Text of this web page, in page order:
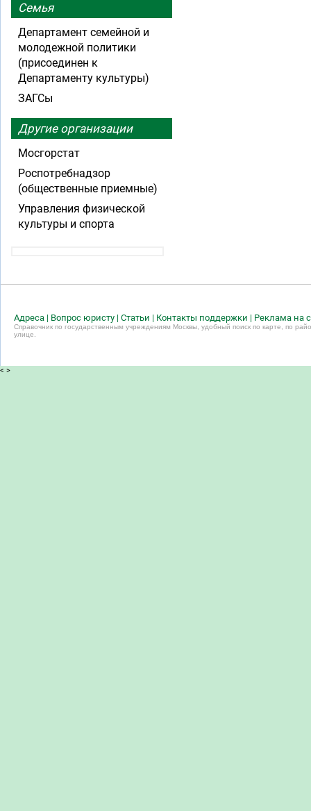
Семья
Департамент семейной и
молодежной политики
(присоединен к
Департаменту культуры)
ЗАГСы
Другие организации
Мосгорстат
Роспотребнадзор
(общественные приемные)
Управления физической
культуры и спорта
Адреса | Вопрос юристу | Статьи | Контакты поддержки | Реклама на
Справочник по государственным учреждениям Москвы, удобный поиск по карте, по
улице.
< >